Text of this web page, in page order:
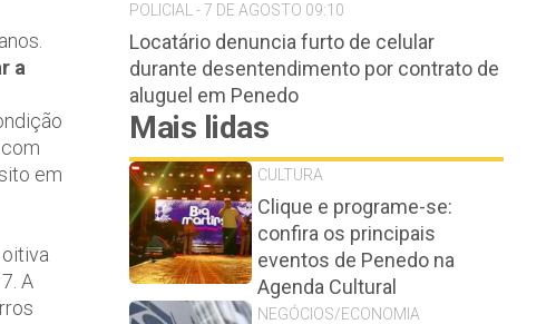
a
em
A
POLICIAL - 7 DE AGOSTO 09:10
Locatário denuncia furto de celular
durante desentendimento por contrato de
aluguel em Penedo
Mais lidas
CULTURA
Clique e programe-se:
confira os principais
eventos de Penedo na
Agenda Cultural
NEGÓCIOS/ECONOMIA